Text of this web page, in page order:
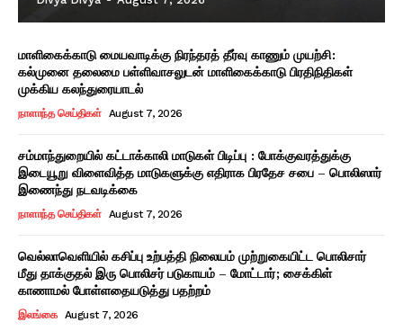
மாளிகைக்காடு மையவாடிக்கு நிரந்தரத் தீர்வு காணும் முயற்சி:
கல்முனை தலைமை பள்ளிவாசலுடன் மாளிகைக்காடு பிரதிநிதிகள்
முக்கிய கலந்துரையாடல்
நாளாந்த செய்திகள் August 7, 2026
சம்மாந்துறையில் கட்டாக்காலி மாடுகள் பிடிப்பு : போக்குவரத்துக்கு
இடையூறு விளைவித்த மாடுகளுக்கு எதிராக பிரதேச சபை – பொலிஸார்
இணைந்து நடவடிக்கை
நாளாந்த செய்திகள் August 7, 2026
வெல்லாவெளியில் கசிப்பு உற்பத்தி நிலையம் முற்றுகையிட்ட பொலிசார்
மீது தாக்குதல் இரு பொலிசர் படுகாயம் – மோட்டார்; சைக்கிள்
காணாமல் போள்ளதையடுத்து பதற்றம்
இலங்கை August 7, 2026